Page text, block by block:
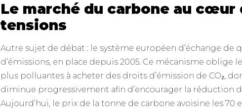
Le marché du carbone au cœur
tensions
Autre sujet de débat : le système européen d’échange de
d’émissions, en place depuis 2005. Ce mécanisme oblige
plus polluantes à acheter des droits d’émission de CO₂,
diminue progressivement afin d’encourager la réduction
Aujourd’hui, le prix de la tonne de carbone avoisine les 70